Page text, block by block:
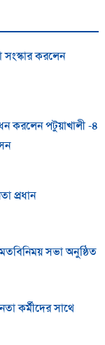
সংস্কার করলেন
করলেন পটুয়াখালী -৪
প্রধান
সভা অনুষ্ঠিত
কর্মীদের সাথে